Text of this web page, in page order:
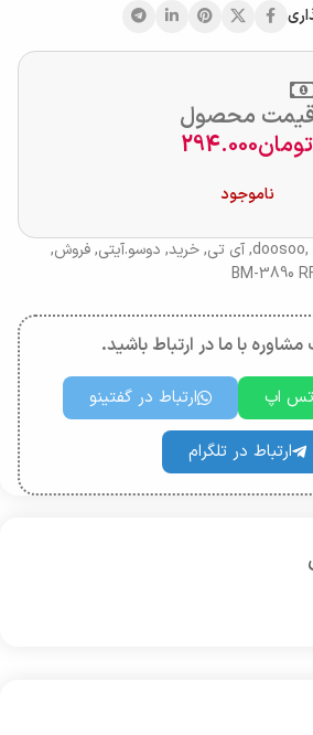
محصول
تومان294.000
ناموجود
doosoo,
,آی تی,خرید, دوسو.آیتی,فروش,
مشاوره با ما در ارتباط باشید.
اپ ارتباط در گفتینو
ارتباط در تلگرام